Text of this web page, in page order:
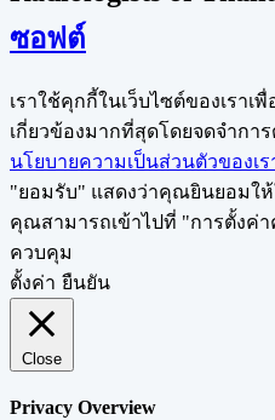
ซอฟต์
เราใช้คุกกี้ในเว็บไซต์ของเรา
เกี่ยวข้องมากที่สุดโดยจดจำก
นโยบายความเป็นส่วนตัวของเร
"ยอมรับ" แสดงว่าคุณยินยอมใ
คุณสามารถเข้าไปที่ "การตั้งค่
ควบคุม
ตั้งค่า ยืนยัน
Close
Privacy Overview